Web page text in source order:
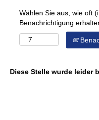
Wählen Sie aus, wie oft
Benachrichtigung
Diese Stelle wurde leider